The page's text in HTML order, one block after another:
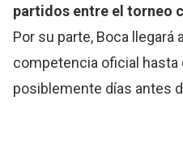
partidos entre el torneo
Por su parte, Boca
competencia oficial hasta
posiblemente días antes